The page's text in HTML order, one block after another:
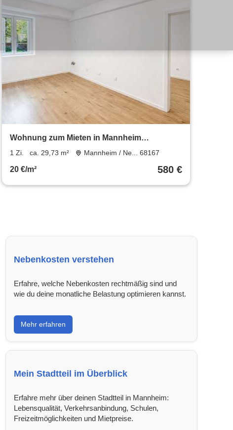
Wohnung zum Mieten in Mannheim
Neckarstadt-Ost 580 € 29.73 m²
1 Zi. ca. 29,73 m² Mannheim / Ne... 68167
20 €/m² 580 €
Nebenkosten verstehen
Erfahre, welche Nebenkosten rechtmäßig sind und
wie du deine monatliche Belastung optimieren kannst.
Mehr erfahren
Mein Stadtteil im Überblick
Erfahre mehr über deinen Stadtteil in Mannheim:
Lebensqualität, Verkehrsanbindung, Schulen,
Freizeitmöglichkeiten und Mietpreise.